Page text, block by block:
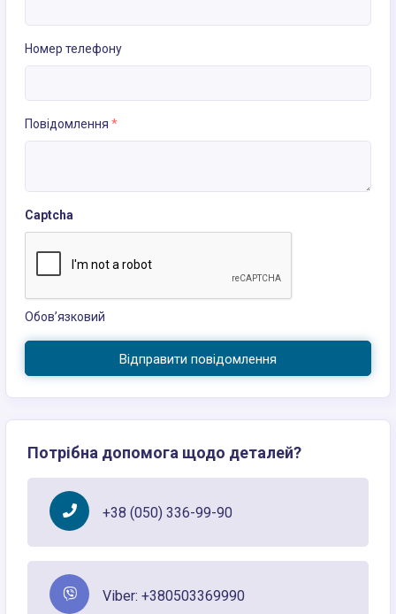
Номер телефону
Повідомлення *
Captcha
Обов’язковий
Відправити повідомлення
Потрібна допомога щодо деталей?
+38 (050) 336-99-90
Viber: +380503369990